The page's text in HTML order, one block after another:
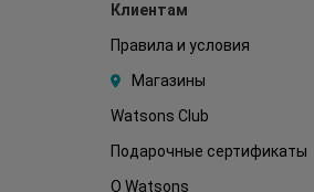
Клиентам
Правила и условия
Магазины
Watsons Club
Подарочные сертификаты
О Watsons